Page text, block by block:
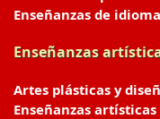
Enseñanzas de
Enseñanzas
Artes plásticas y
Enseñanzas